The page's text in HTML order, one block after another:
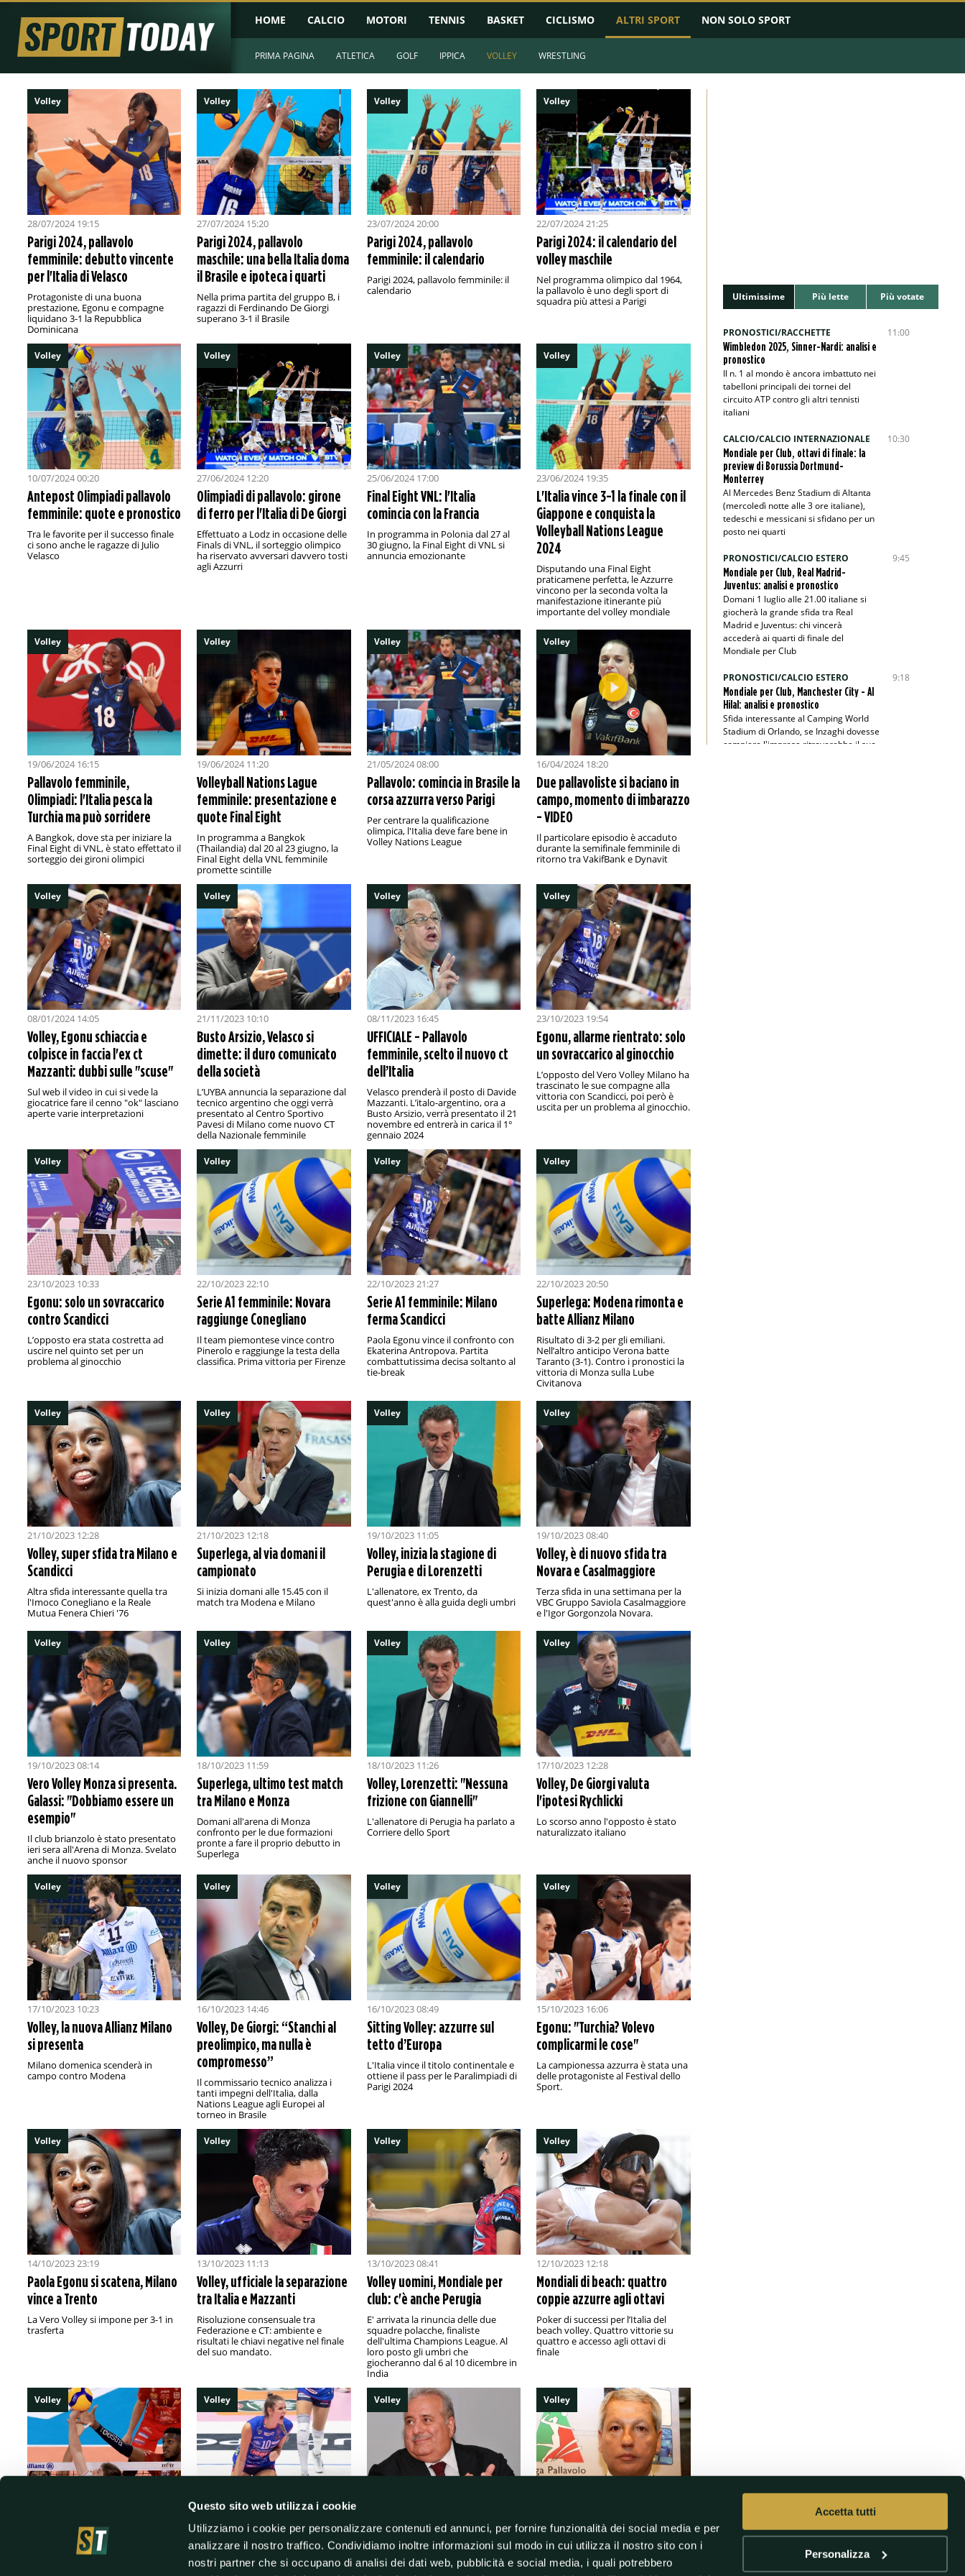
Questo sito web utilizza i cookie
Utilizziamo i cookie per personalizzare contenuti ed annunci, per fornire funzionalità dei social media e per
analizzare il nostro traffico. Condividiamo inoltre informazioni sul modo in cui utilizza il nostro sito con i
nostri partner che si occupano di analisi dei dati web, pubblicità e social media, i quali potrebbero
Accetta tutti
Personalizza
HOME CALCIO MOTORI TENNIS BASKET CICLISMO ALTRI SPORT NON SOLO SPORT
PRIMA PAGINA ATLETICA GOLF IPPICA VOLLEY WRESTLING
Volley
28/07/2024 19:15
Parigi 2024, pallavolo
femminile: debutto vincente
per l'Italia di Velasco
Protagoniste di una buona
prestazione, Egonu e compagne
liquidano 3-1 la Repubblica
Dominicana
Volley
27/07/2024 15:20
Parigi 2024, pallavolo
maschile: una bella Italia doma
il Brasile e ipoteca i quarti
Nella prima partita del gruppo B, i
ragazzi di Ferdinando De Giorgi
superano 3-1 il Brasile
Volley
23/07/2024 20:00
Parigi 2024, pallavolo
femminile: il calendario
Parigi 2024, pallavolo femminile: il
calendario
Volley
22/07/2024 21:25
Parigi 2024: il calendario del
volley maschile
Nel programma olimpico dal 1964,
la pallavolo è uno degli sport di
squadra più attesi a Parigi
Volley
10/07/2024 00:20
Antepost Olimpiadi pallavolo
femminile: quote e pronostico
Tra le favorite per il successo finale
ci sono anche le ragazze di Julio
Velasco
Volley
27/06/2024 12:20
Olimpiadi di pallavolo: girone
di ferro per l'Italia di De Giorgi
Effettuato a Lodz in occasione delle
Finals di VNL, il sorteggio olimpico
ha riservato avversari davvero tosti
agli Azzurri
Volley
25/06/2024 17:00
Final Eight VNL: l'Italia
comincia con la Francia
In programma in Polonia dal 27 al
30 giugno, la Final Eight di VNL si
annuncia emozionante
Volley
23/06/2024 19:35
L'Italia vince 3-1 la finale con il
Giappone e conquista la
Volleyball Nations League
2024
Disputando una Final Eight
praticamene perfetta, le Azzurre
vincono per la seconda volta la
manifestazione itinerante più
importante del volley mondiale
Volley
19/06/2024 16:15
Pallavolo femminile,
Olimpiadi: l'Italia pesca la
Turchia ma può sorridere
A Bangkok, dove sta per iniziare la
Final Eight di VNL, è stato effettato il
sorteggio dei gironi olimpici
Volley
19/06/2024 11:20
Volleyball Nations Lague
femminile: presentazione e
quote Final Eight
In programma a Bangkok
(Thailandia) dal 20 al 23 giugno, la
Final Eight della VNL femminile
promette scintille
Volley
21/05/2024 08:00
Pallavolo: comincia in Brasile la
corsa azzurra verso Parigi
Per centrare la qualificazione
olimpica, l'Italia deve fare bene in
Volley Nations League
Volley
16/04/2024 18:20
Due pallavoliste si baciano in
campo, momento di imbarazzo
- VIDEO
Il particolare episodio è accaduto
durante la semifinale femminile di
ritorno tra VakifBank e Dynavit
Volley
08/01/2024 14:05
Volley, Egonu schiaccia e
colpisce in faccia l'ex ct
Mazzanti: dubbi sulle "scuse"
Sul web il video in cui si vede la
giocatrice fare il cenno "ok" lasciano
aperte varie interpretazioni
Volley
21/11/2023 10:10
Busto Arsizio, Velasco si
dimette: il duro comunicato
della società
L’UYBA annuncia la separazione dal
tecnico argentino che oggi verrà
presentato al Centro Sportivo
Pavesi di Milano come nuovo CT
della Nazionale femminile
Volley
08/11/2023 16:45
UFFICIALE - Pallavolo
femminile, scelto il nuovo ct
dell’Italia
Velasco prenderà il posto di Davide
Mazzanti. L’italo-argentino, ora a
Busto Arsizio, verrà presentato il 21
novembre ed entrerà in carica il 1°
gennaio 2024
Volley
23/10/2023 19:54
Egonu, allarme rientrato: solo
un sovraccarico al ginocchio
L’opposto del Vero Volley Milano ha
trascinato le sue compagne alla
vittoria con Scandicci, poi però è
uscita per un problema al ginocchio.
Volley
23/10/2023 10:33
Egonu: solo un sovraccarico
contro Scandicci
L’opposto era stata costretta ad
uscire nel quinto set per un
problema al ginocchio
Volley
22/10/2023 22:10
Serie A1 femminile: Novara
raggiunge Conegliano
Il team piemontese vince contro
Pinerolo e raggiunge la testa della
classifica. Prima vittoria per Firenze
Volley
22/10/2023 21:27
Serie A1 femminile: Milano
ferma Scandicci
Paola Egonu vince il confronto con
Ekaterina Antropova. Partita
combattutissima decisa soltanto al
tie-break
Volley
22/10/2023 20:50
Superlega: Modena rimonta e
batte Allianz Milano
Risultato di 3-2 per gli emiliani.
Nell’altro anticipo Verona batte
Taranto (3-1). Contro i pronostici la
vittoria di Monza sulla Lube
Civitanova
Volley
21/10/2023 12:28
Volley, super sfida tra Milano e
Scandicci
Altra sfida interessante quella tra
l'Imoco Conegliano e la Reale
Mutua Fenera Chieri '76
Volley
21/10/2023 12:18
Superlega, al via domani il
campionato
Si inizia domani alle 15.45 con il
match tra Modena e Milano
Volley
19/10/2023 11:05
Volley, inizia la stagione di
Perugia e di Lorenzetti
L'allenatore, ex Trento, da
quest'anno è alla guida degli umbri
Volley
19/10/2023 08:40
Volley, è di nuovo sfida tra
Novara e Casalmaggiore
Terza sfida in una settimana per la
VBC Gruppo Saviola Casalmaggiore
e l'Igor Gorgonzola Novara.
Volley
19/10/2023 08:14
Vero Volley Monza si presenta.
Galassi: "Dobbiamo essere un
esempio"
Il club brianzolo è stato presentato
ieri sera all'Arena di Monza. Svelato
anche il nuovo sponsor
Volley
18/10/2023 11:59
Superlega, ultimo test match
tra Milano e Monza
Domani all'arena di Monza
confronto per le due formazioni
pronte a fare il proprio debutto in
Superlega
Volley
18/10/2023 11:26
Volley, Lorenzetti: "Nessuna
frizione con Giannelli"
L'allenatore di Perugia ha parlato a
Corriere dello Sport
Volley
17/10/2023 12:28
Volley, De Giorgi valuta
l'ipotesi Rychlicki
Lo scorso anno l'opposto è stato
naturalizzato italiano
Volley
17/10/2023 10:23
Volley, la nuova Allianz Milano
si presenta
Milano domenica scenderà in
campo contro Modena
Volley
16/10/2023 14:46
Volley, De Giorgi: “Stanchi al
preolimpico, ma nulla è
compromesso”
Il commissario tecnico analizza i
tanti impegni dell'Italia, dalla
Nations League agli Europei al
torneo in Brasile
Volley
16/10/2023 08:49
Sitting Volley: azzurre sul
tetto d’Europa
L'Italia vince il titolo continentale e
ottiene il pass per le Paralimpiadi di
Parigi 2024
Volley
15/10/2023 16:06
Egonu: "Turchia? Volevo
complicarmi le cose"
La campionessa azzurra è stata una
delle protagoniste al Festival dello
Sport.
Volley
14/10/2023 23:19
Paola Egonu si scatena, Milano
vince a Trento
La Vero Volley si impone per 3-1 in
trasferta
Volley
13/10/2023 11:13
Volley, ufficiale la separazione
tra Italia e Mazzanti
Risoluzione consensuale tra
Federazione e CT: ambiente e
risultati le chiavi negative nel finale
del suo mandato.
Volley
13/10/2023 08:41
Volley uomini, Mondiale per
club: c'è anche Perugia
E' arrivata la rinuncia delle due
squadre polacche, finaliste
dell'ultima Champions League. Al
loro posto gli umbri che
giocheranno dal 6 al 10 dicembre in
India
Volley
12/10/2023 12:18
Mondiali di beach: quattro
coppie azzurre agli ottavi
Poker di successi per l’Italia del
beach volley. Quattro vittorie su
quattro e accesso agli ottavi di
finale
Volley
Volley, tegola per Milano: si
ferma Porro
Volley
12/10/2023 10:21
Volley, Novara impegnata
contro Casalmaggiore in
Volley
11/10/2023 12:20
Volley, Manfredi non si
sbilancia sul dopo Mazzanti
Volley
11/10/2023 10:35
Volley, a Roma riaprono le
porte del PalaTiziano
Ultimissime Più lette Più votate
PRONOSTICI/RACCHETTE
Wimbledon 2025, Sinner-Nardi: analisi e
pronostico
Il n. 1 al mondo è ancora imbattuto nei
tabelloni principali dei tornei del
circuito ATP contro gli altri tennisti
italiani
11:00
CALCIO/CALCIO INTERNAZIONALE
Mondiale per Club, ottavi di finale: la
preview di Borussia Dortmund-
Monterrey
Al Mercedes Benz Stadium di Altanta
(mercoledì notte alle 3 ore italiane),
tedeschi e messicani si sfidano per un
posto nei quarti
10:30
PRONOSTICI/CALCIO ESTERO
Mondiale per Club, Real Madrid-
Juventus: analisi e pronostico
Domani 1 luglio alle 21.00 italiane si
giocherà la grande sfida tra Real
Madrid e Juventus: chi vincerà
accederà ai quarti di finale del
Mondiale per Club
9:45
PRONOSTICI/CALCIO ESTERO
Mondiale per Club, Manchester City - Al
Hilal: analisi e pronostico
Sfida interessante al Camping World
Stadium di Orlando, se Inzaghi dovesse
compiere l'impresa ritroverebbe il suo
9:18
palio l'accesso ai quarti di finale
PRONOSTICI/CALCIO ESTERO
Allsvenskan, Hammarby-Halmstad: analisi
e pronostico
comincia sabato pomeriggio a
Stoccolma con una sfida ricca di